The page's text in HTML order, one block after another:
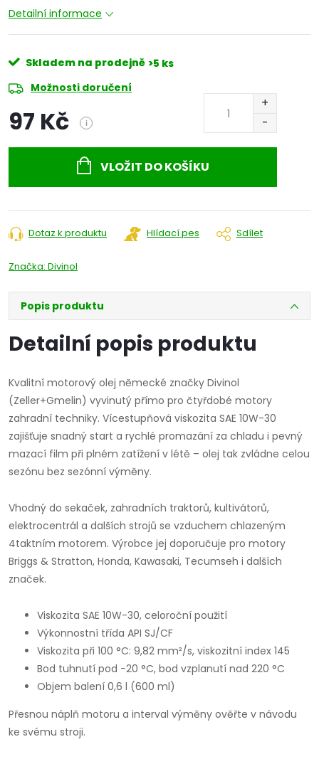
Detailní informace
Skladem na prodejně >5 ks
Možnosti doručení
97 Kč i
VLOŽIT DO KOŠÍKU
Dotaz k produktu Hlídací pes Sdílet
Značka: Divinol
Popis produktu
Detailní popis produktu
Kvalitní motorový olej německé značky Divinol
(Zeller+Gmelin) vyvinutý přímo pro čtyřdobé motory
zahradní techniky. Vícestupňová viskozita SAE 10W-30
zajišťuje snadný start a rychlé promazání za chladu i pevný
mazací film při plném zatížení v létě – olej tak zvládne celou
sezónu bez sezónní výměny.
Vhodný do sekaček, zahradních traktorů, kultivátorů,
elektrocentrál a dalších strojů se vzduchem chlazeným
4taktním motorem. Výrobce jej doporučuje pro motory
Briggs & Stratton, Honda, Kawasaki, Tecumseh i dalších
značek.
Viskozita SAE 10W-30, celoroční použití
Výkonnostní třída API SJ/CF
Viskozita při 100 °C: 9,82 mm²/s, viskozitní index 145
Bod tuhnutí pod −20 °C, bod vzplanutí nad 220 °C
Objem balení 0,6 l (600 ml)
Přesnou náplň motoru a interval výměny ověřte v návodu
ke svému stroji.